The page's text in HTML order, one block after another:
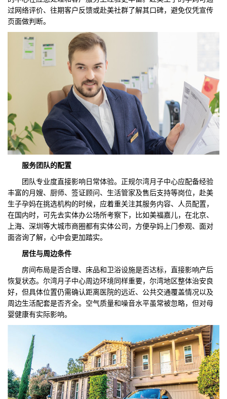
过网络评价、往期客户反馈或赴美社群了解其口碑，避免仅凭宣传
页面做判断。
服务团队的配置
团队专业度直接影响日常体验。正规尔湾月子中心应配备经验
丰富的月嫂、厨师、签证顾问、生活管家及售后支持等岗位，赴美
生子孕妈在挑选机构的时候，应着重关注其服务内容、人员配置，
在国内时，可先去实体办公场所考察下，比如美福嘉儿，在北京、
上海、深圳等大城市商圈都有实体公司，方便孕妈上门参观、面对
面咨询了解，心中会更加踏实。
居住与周边条件
房间布局是否合理、床品和卫浴设施是否达标，直接影响产后
恢复状态。尔湾月子中心周边环境同样重要，尔湾地区整体治安良
好，但具体位置仍需确认距离医院的远近、公共交通覆盖情况以及
周边生活配套是否齐全。空气质量和噪音水平虽常被忽略，但对母
婴健康有实际影响。